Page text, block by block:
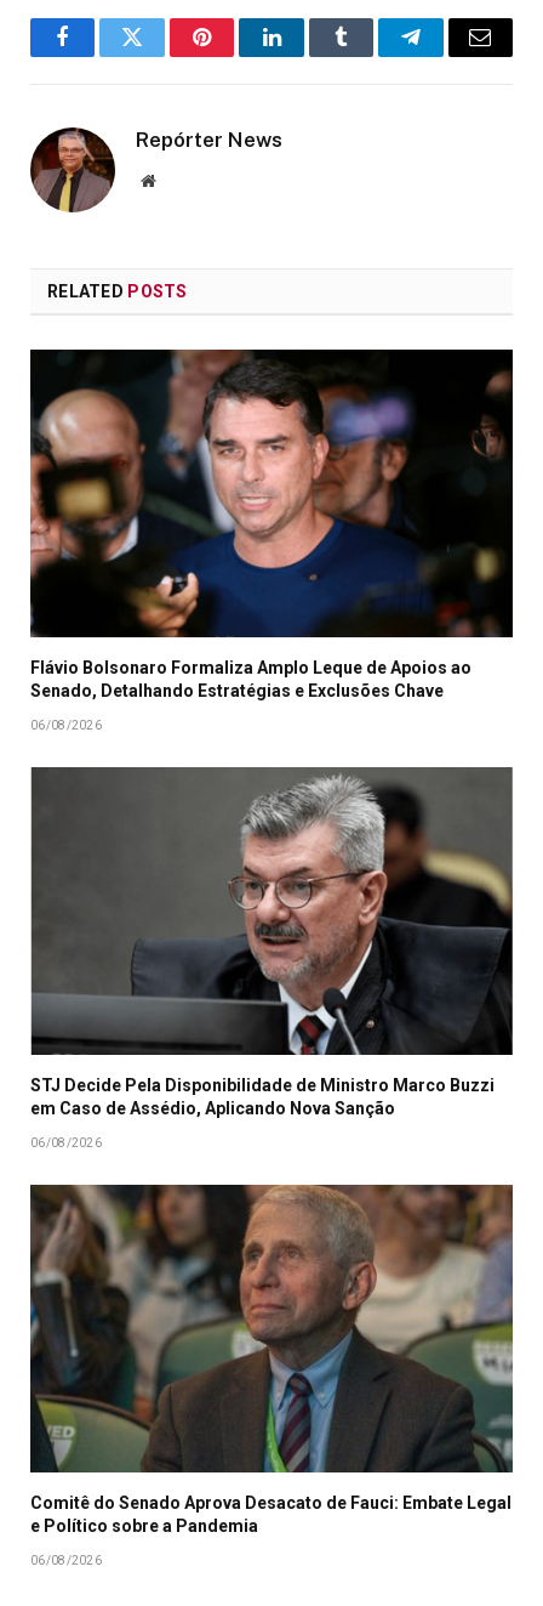
FacebookTwitter PinterestLinkedInTumblr TelegramEmail
Repórter News
Website
RELATED POSTS
Flávio Bolsonaro Formaliza Amplo Leque de Apoios ao
Senado, Detalhando Estratégias e Exclusões Chave
06/08/2026
STJ Decide Pela Disponibilidade de Ministro Marco Buzzi
em Caso de Assédio, Aplicando Nova Sanção
06/08/2026
Comitê do Senado Aprova Desacato de Fauci: Embate Legal
e Político sobre a Pandemia
06/08/2026